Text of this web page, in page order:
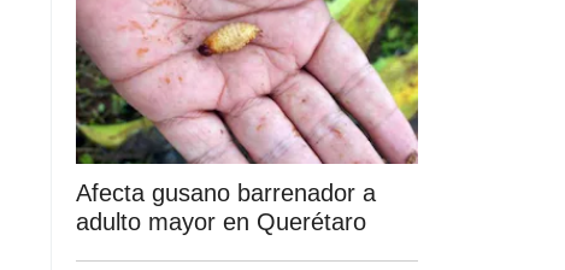
Afecta gusano barrenador a
adulto mayor en Querétaro